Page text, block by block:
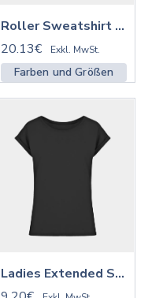
Roller Sweatshirt ST/ST | STSU868
20.13€
Exkl. MwSt.
Farben und Größen
Ladies Extended Shoulder Tee | BY021